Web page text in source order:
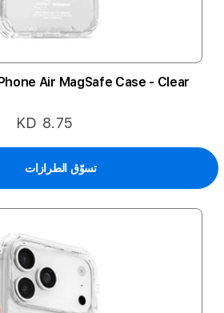
Air MagSafe Case - Clear
KD 8.75
تسوّق الطرازات